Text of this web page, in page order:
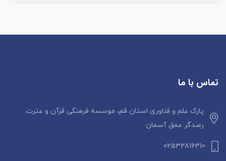
تماس با ما
پارک علم و فناوری استان قم، موسسه فرهنگی قرآن و عترت
رصدگر عمق آسمان
02532816310